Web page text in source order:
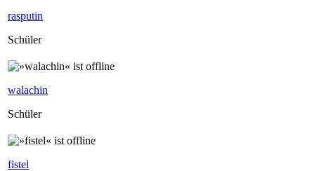
rasputin
Schüler
walachin
Schüler
fistel